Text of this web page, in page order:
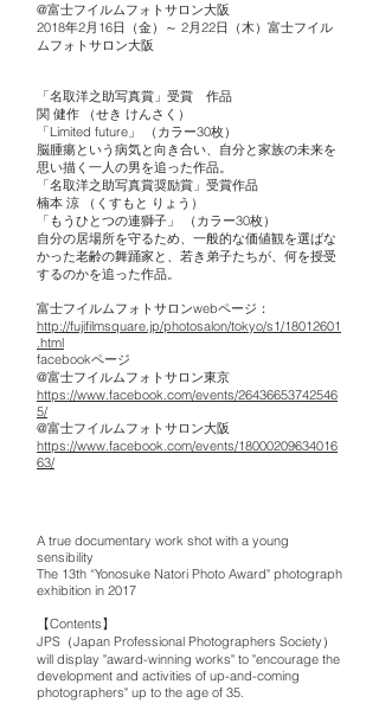
@富士フイルムフォトサロン大阪
2018年2月16日（金）～ 2月22日（木）富士フイル
ムフォトサロン大阪
「名取洋之助写真賞」受賞 作品
関 健作 （せき けんさく）
「Limited future」 （カラー30枚）
脳腫瘍という病気と向き合い、自分と家族の未来を
思い描く一人の男を追った作品。
「名取洋之助写真賞奨励賞」受賞作品
楠本 涼 （くすもと りょう）
「もうひとつの連獅子」 （カラー30枚）
自分の居場所を守るため、一般的な価値観を選ばな
かった老齢の舞踊家と、若き弟子たちが、何を授受
するのかを追った作品。
富士フイルムフォトサロンwebページ：
http://fujifilmsquare.jp/photosalon/tokyo/s1/18012601
.html
facebookページ
@富士フイルムフォトサロン東京
https://www.facebook.com/events/26436653742546
5/
@富士フイルムフォトサロン大阪
https://www.facebook.com/events/18000209634016
63/
A true documentary work shot with a young
sensibility
The 13th “Yonosuke Natori Photo Award" photograph
exhibition in 2017
【Contents】
JPS（Japan Professional Photographers Society）
will display "award-winning works" to "encourage the
development and activities of up-and-coming
photographers" up to the age of 35.